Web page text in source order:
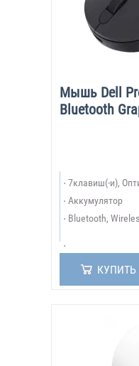
Мышь Dell
Bluetooth
7клавиш(-и),
Аккумулятор
Bluetooth,
КУПИТЬ